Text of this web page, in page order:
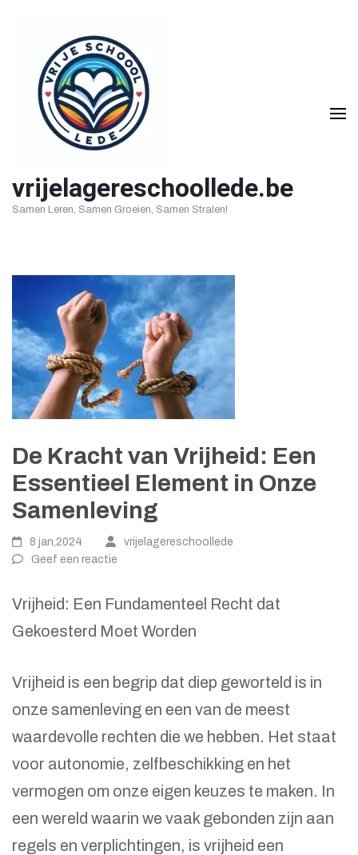
inhoud
vrijelagereschoollede.be
Samen Leren, Samen Groeien, Samen Stralen!
De Kracht van Vrijheid: Een
Essentieel Element in Onze
Samenleving
8 jan,2024
vrijelagereschoollede
Geef een reactie
Vrijheid: Een Fundamenteel Recht dat
Gekoesterd Moet Worden
Vrijheid is een begrip dat diep geworteld is in
onze samenleving en een van de meest
waardevolle rechten die we hebben. Het staat
voor autonomie, zelfbeschikking en het
vermogen om onze eigen keuzes te maken. In
een wereld waarin we vaak gebonden zijn aan
regels en verplichtingen, is vrijheid een